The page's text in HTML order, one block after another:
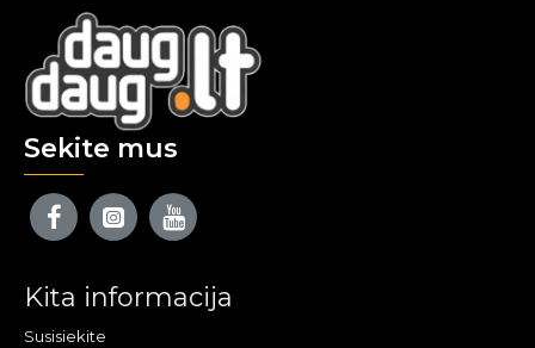
Sekite mus
Kita informacija
Susisiekite